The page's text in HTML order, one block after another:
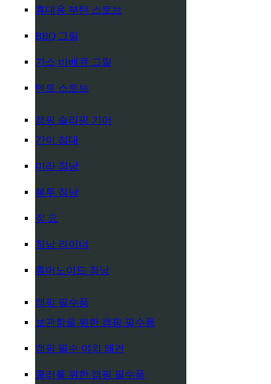
휴대용 부탄 스토브
BBQ 그릴
가스 바베큐 그릴
텐트 스토브
캠핑 슬리핑 기어
간이 침대
미라 침낭
봉투 침낭
짚 요
침낭 라이너
휴머노이드 침낭
캠핑 필수품
보관함을 위한 캠핑 필수품
캠핑 필수 야외 왜건
쿨러를 위한 캠핑 필수품